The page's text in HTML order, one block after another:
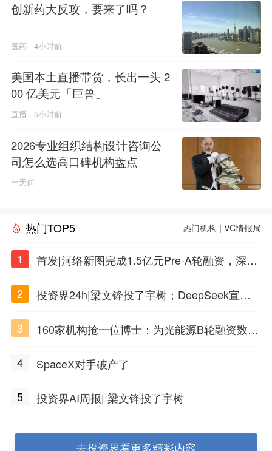
创新药大反攻，要来了吗？
医药 4小时前
美国本土直播带货，长出一头 2
00 亿美元「巨兽」
直播 5小时前
2026专业组织结构设计咨询公
司怎么选高口碑机构盘点
一天前
热门TOP5 热门机构 |VC情报局
1
首发|河络新图完成1.5亿元Pre-A轮融资，深耕i
2
投资界24h|梁文锋投了宇树；DeepSeek宣布
3
160家机构抢一位博士：为光能源B轮融资数亿
4
SpaceX对手破产了
5 投资界AI周报| 梁文锋投了宇树
去投资界看更多精彩内容